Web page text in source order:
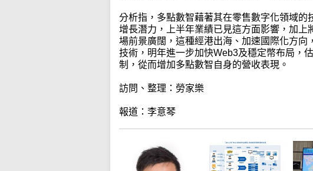
分析指，多點數智藉著其在零售數字化領域的
增長潛力，上半年業績已見這方面影響，加
場前景廣闊，這種經港出海、加速國際化方向
技術，明年進一步加快Web3及穩定幣布局，
制，從而增加多點數智自身的營收表現。
訪問、整理：勞家樂
報道：李意琴